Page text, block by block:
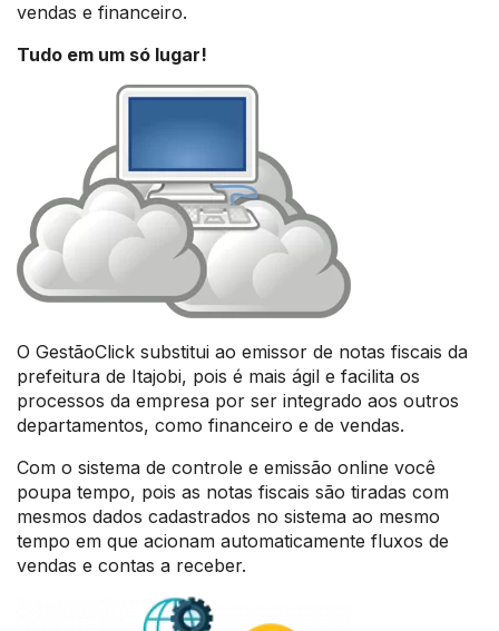
vendas e financeiro.
Tudo em um só lugar!
O GestãoClick substitui ao emissor de notas fiscais da
prefeitura de Itajobi, pois é mais ágil e facilita os
processos da empresa por ser integrado aos outros
departamentos, como financeiro e de vendas.
Com o sistema de controle e emissão online você
poupa tempo, pois as notas fiscais são tiradas com
mesmos dados cadastrados no sistema ao mesmo
tempo em que acionam automaticamente fluxos de
vendas e contas a receber.